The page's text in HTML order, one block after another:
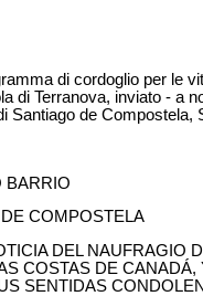
di cordoglio per le
di Terranova, inviato - a
Santiago de
BARRIO
COMPOSTELA
DEL NAUFRAGIO
COSTAS DE
SENTIDAS